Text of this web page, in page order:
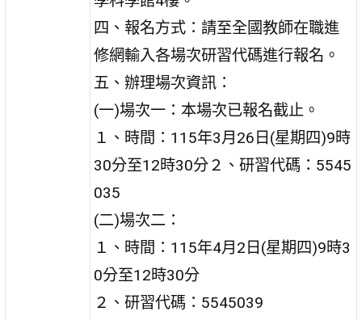
四、報名方式：請至全國教師在職進
修網輸入各場次研習代碼進行報名。
五、辦理場次資訊：
(一)場次一：本場次已報名截止。
１、時間：115年3月26日(星期四)9時
30分至12時30分２、研習代碼：5545
035
(二)場次二：
１、時間：115年4月2日(星期四)9時3
0分至12時30分
２、研習代碼：5545039